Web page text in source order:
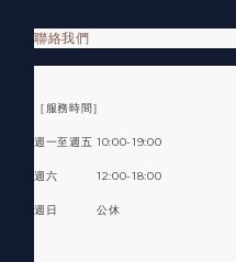
聯絡我們
［服務時間］
週一至週五 10:00-19:00
週六 12:00-18:00
週日 公休